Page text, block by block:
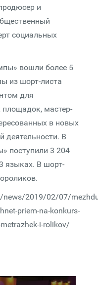
и
социальных
вошли более 5
из шорт-листа
для
площадок, мастер-
в новых
деятельности. В
поступили 3 204
языках. В шорт-
news/2019/02/07/
priem-na-konkurs-
i-rolikov/